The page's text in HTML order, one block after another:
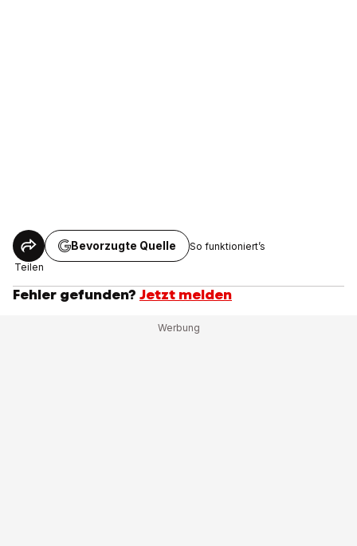
Teilen
Bevorzugte Quelle So funktioniert’s
Fehler gefunden? Jetzt melden